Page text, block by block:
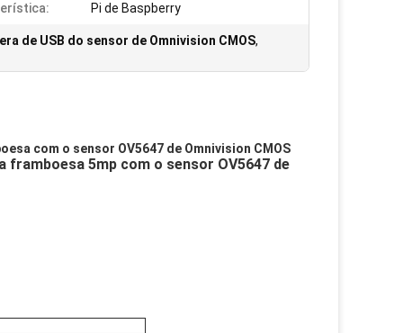
Pi de Baspberry
de USB do sensor de Omnivision CMOS,
com o sensor OV5647 de Omnivision CMOS
framboesa 5mp com o sensor OV5647 de